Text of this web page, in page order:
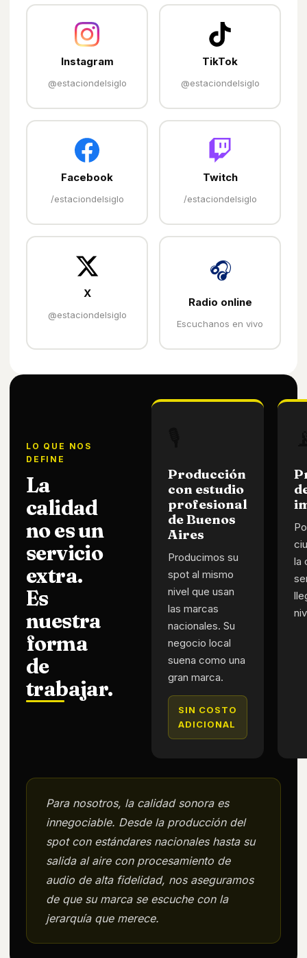
Instagram
@estaciondelsiglo
TikTok
@estaciondelsiglo
Facebook
/estaciondelsiglo
Twitch
/estaciondelsiglo
X
@estaciondelsiglo
🎧
Radio online
Escuchanos en vivo
LO QUE NOS
DEFINE
La
calidad
no es un
servicio
extra.
Es
nuestra
forma
de
trabajar.
Producción
con estudio
profesional
de Buenos
Aires
Producimos su
spot al mismo
nivel que usan
las marcas
nacionales. Su
negocio local
suena como una
gran marca.
SIN COSTO
ADICIONAL
la
Para nosotros, la calidad sonora es
innegociable. Desde la producción del
spot con estándares nacionales hasta su
salida al aire con procesamiento de
audio de alta fidelidad, nos aseguramos
de que su marca se escuche con la
jerarquía que merece.